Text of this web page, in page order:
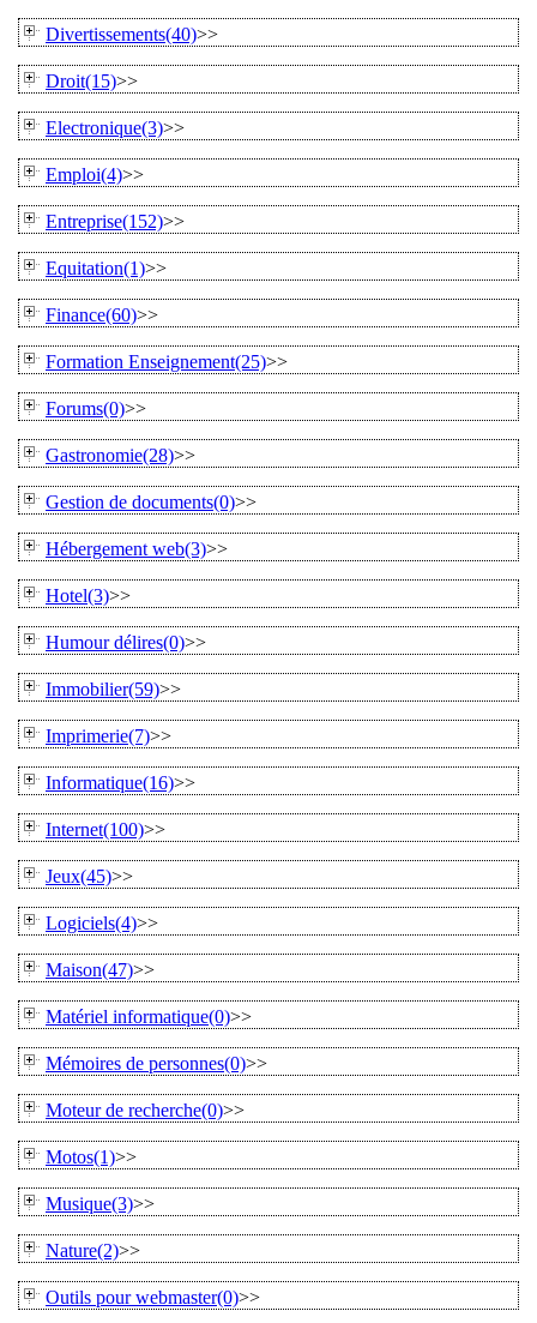
Divertissements(40)>>
Droit(15)>>
Electronique(3)>>
Emploi(4)>>
Entreprise(152)>>
Equitation(1)>>
Finance(60)>>
Formation Enseignement(25)>>
Forums(0)>>
Gastronomie(28)>>
Gestion de documents(0)>>
Hébergement web(3)>>
Hotel(3)>>
Humour délires(0)>>
Immobilier(59)>>
Imprimerie(7)>>
Informatique(16)>>
Internet(100)>>
Jeux(45)>>
Logiciels(4)>>
Maison(47)>>
Matériel informatique(0)>>
Mémoires de personnes(0)>>
Moteur de recherche(0)>>
Motos(1)>>
Musique(3)>>
Nature(2)>>
Outils pour webmaster(0)>>